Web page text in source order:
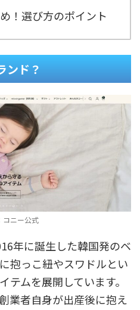
！選び方のポイント
ンド？
コニー公式
年に誕生した韓国発のベ
抱っこ紐やスワドルとい
テムを展開しています。
業者自身が出産後に抱え